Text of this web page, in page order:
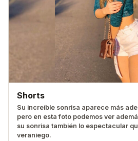
Shorts
Su increíble sonrisa aparece más
pero en esta foto podemos ver
su sonrisa también lo espectacular
veraniego.